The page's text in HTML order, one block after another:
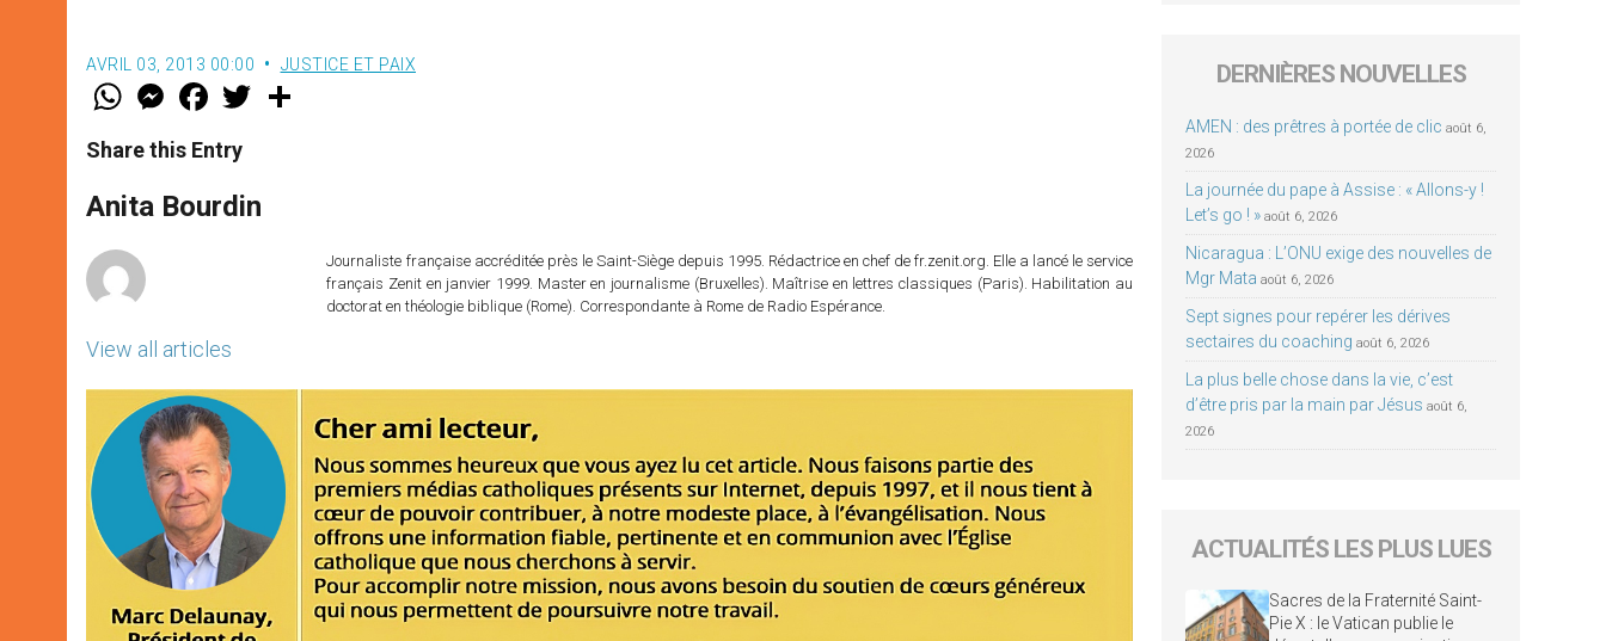
AVRIL 03, 2013 00:00 JUSTICE ET PAIX
W
t
s
p
p
M
e
s
e
g
e
F
a
e
b
o
k
w
r
Share this Entry
Anita Bourdin
View all articles
Journaliste française accréditée près le Saint-Siège depuis 1995. Rédactrice en chef de fr.zenit.org. Elle a lancé le service
français Zenit en janvier 1999. Master en journalisme (Bruxelles). Maîtrise en lettres classiques (Paris). Habilitation au
doctorat en théologie biblique (Rome). Correspondante à Rome de Radio Espérance.
DERNIÈRES NOUVELLES
AMEN : des prêtres à portée de clic août 6,
2026
La journée du pape à Assise : « Allons-y !
Let’s go ! » août 6, 2026
Nicaragua : L’ONU exige des nouvelles de
Mgr Mata août 6, 2026
Sept signes pour repérer les dérives
sectaires du coaching août 6, 2026
La plus belle chose dans la vie, c’est
d’être pris par la main par Jésus août 6,
2026
ACTUALITÉS LES PLUS LUES
Sacres de la Fraternité Saint-
Pie X : le Vatican publie le